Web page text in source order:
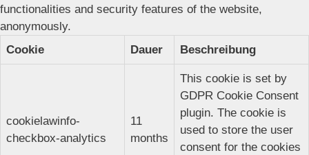
functionalities and security features of the website,
anonymously.
Cookie
Dauer Beschreibung
cookielawinfo-
checkbox-analytics
11
months
This cookie is set by
GDPR Cookie Consent
plugin. The cookie is
used to store the user
consent for the cookies